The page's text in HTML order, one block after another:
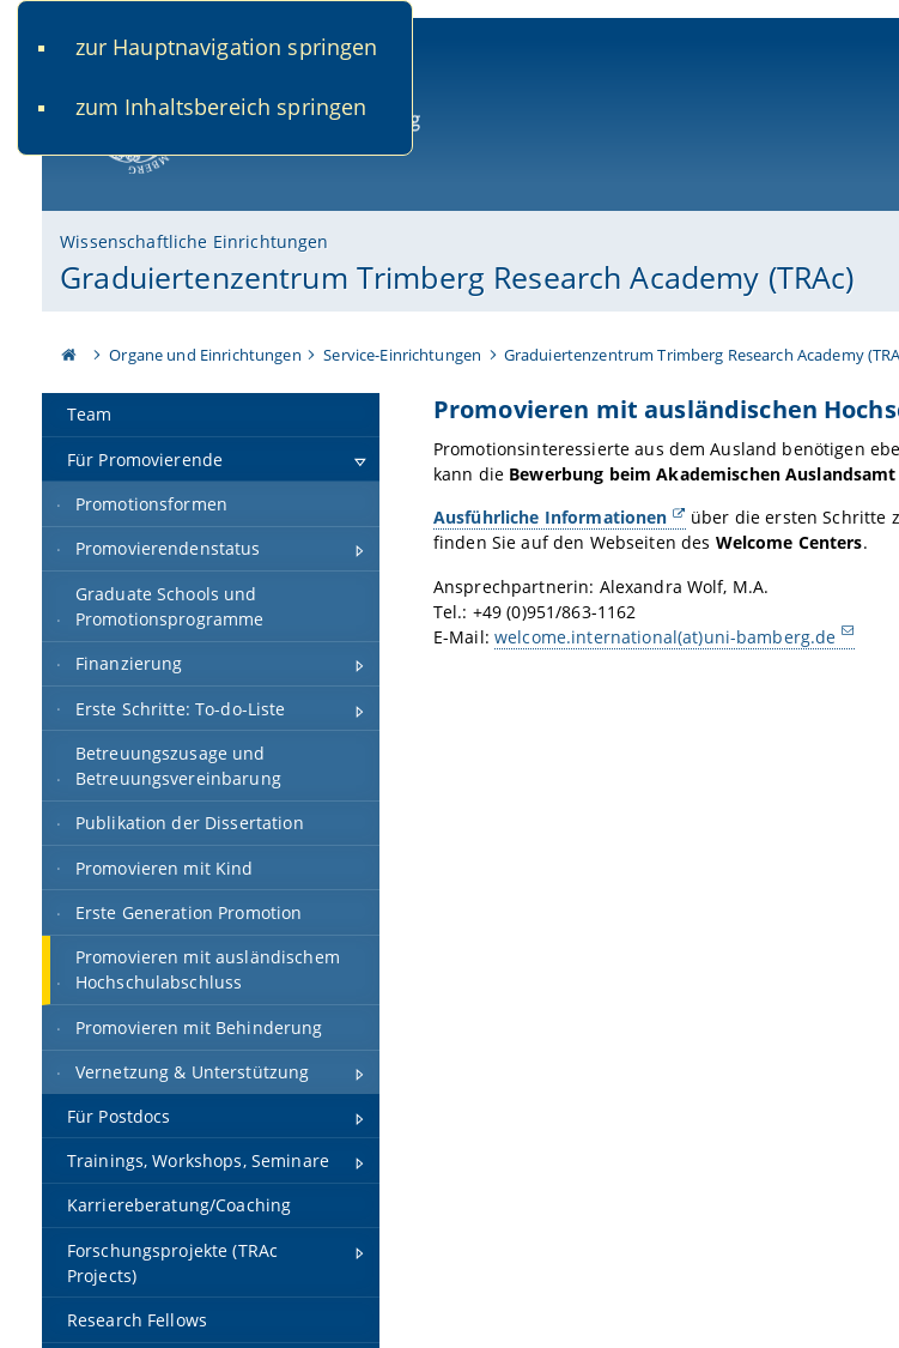
zur Hauptnavigation springen
zum Inhaltsbereich springen
Wissenschaftliche Einrichtungen
Graduiertenzentrum Trimberg Research Academy (TRAc)
Organe und Einrichtungen Service-Einrichtungen Graduiertenzentrum Trimberg Research Academy
Team
Für Promovierende
Promotionsformen
Promovierendenstatus
Graduate Schools und
Promotionsprogramme
Finanzierung
Erste Schritte: To-do-Liste
Betreuungszusage und
Betreuungsvereinbarung
Publikation der Dissertation
Promovieren mit Kind
Erste Generation Promotion
Promovieren mit ausländischem
Hochschulabschluss
Promovieren mit Behinderung
Vernetzung & Unterstützung
Für Postdocs
Trainings, Workshops, Seminare
Karriereberatung/Coaching
Forschungsprojekte (TRAc
Projects)
Research Fellows
Promovieren mit ausländischen
Promotionsinteressierte aus dem Ausland benötigen
kann die Bewerbung beim Akademischen Auslandsamt
Ausführliche Informationen
über die ersten Schritte
finden Sie auf den Webseiten des Welcome Centers.
Ansprechpartnerin: Alexandra Wolf, M.A.
Tel.: +49 (0)951/863-1162
E-Mail: welcome.international(at)uni-bamberg.de